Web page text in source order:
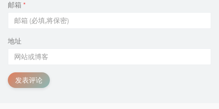
邮箱 *
地址
发表评论